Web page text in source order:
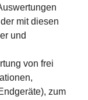
mit diesen
und
von frei
zum